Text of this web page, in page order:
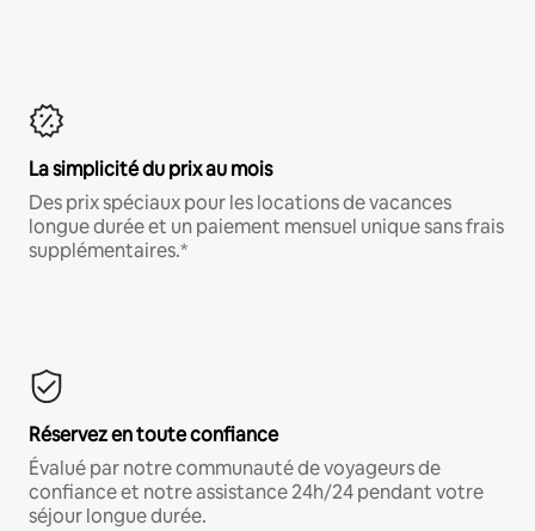
La simplicité du prix au mois
Des prix spéciaux pour les locations de vacances
longue durée et un paiement mensuel unique sans frais
supplémentaires.*
Réservez en toute confiance
Évalué par notre communauté de voyageurs de
confiance et notre assistance 24h/24 pendant votre
séjour longue durée.